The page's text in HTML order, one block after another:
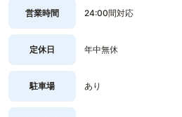
営業時間 24:00間対応
定休日 年中無休
駐車場 あり